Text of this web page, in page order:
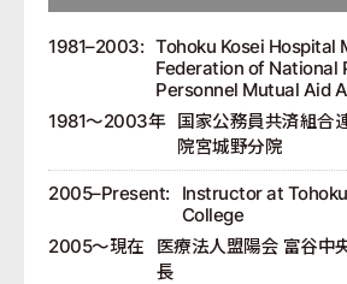
1981–2003: Tohoku Kosei Hospital
Federation of National
Personnel Mutual Aid
2005–Present:
Instructor at
College
1981～2003年
国家公務員共済組合
院宮城野分院
2005～現在
医療法人盟陽会 富谷中
長